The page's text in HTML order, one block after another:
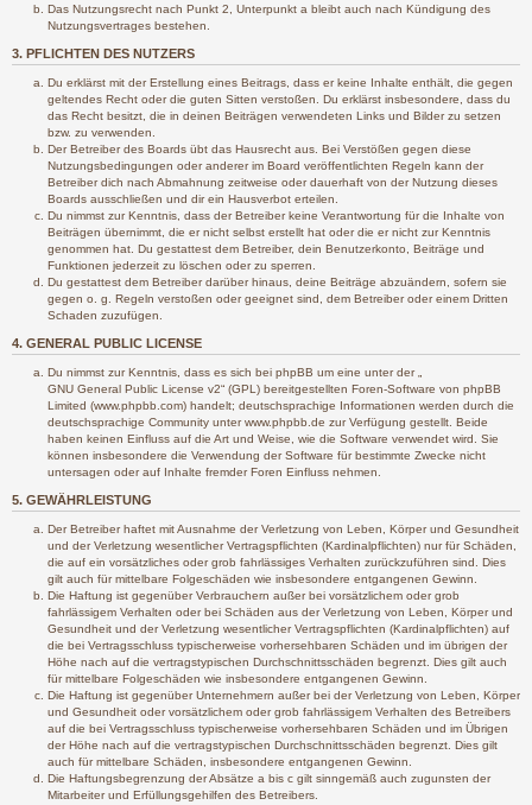
Das Nutzungsrecht nach Punkt 2, Unterpunkt a bleibt auch nach Kündigung des
Nutzungsvertrages bestehen.
3. PFLICHTEN DES NUTZERS
Du erklärst mit der Erstellung eines Beitrags, dass er keine Inhalte enthält, die gegen
geltendes Recht oder die guten Sitten verstoßen. Du erklärst insbesondere, dass du
das Recht besitzt, die in deinen Beiträgen verwendeten Links und Bilder zu setzen
bzw. zu verwenden.
Der Betreiber des Boards übt das Hausrecht aus. Bei Verstößen gegen diese
Nutzungsbedingungen oder anderer im Board veröffentlichten Regeln kann der
Betreiber dich nach Abmahnung zeitweise oder dauerhaft von der Nutzung dieses
Boards ausschließen und dir ein Hausverbot erteilen.
Du nimmst zur Kenntnis, dass der Betreiber keine Verantwortung für die Inhalte von
Beiträgen übernimmt, die er nicht selbst erstellt hat oder die er nicht zur Kenntnis
genommen hat. Du gestattest dem Betreiber, dein Benutzerkonto, Beiträge und
Funktionen jederzeit zu löschen oder zu sperren.
Du gestattest dem Betreiber darüber hinaus, deine Beiträge abzuändern, sofern sie
gegen o. g. Regeln verstoßen oder geeignet sind, dem Betreiber oder einem Dritten
Schaden zuzufügen.
4. GENERAL PUBLIC LICENSE
Du nimmst zur Kenntnis, dass es sich bei phpBB um eine unter der „
GNU General Public License v2“ (GPL) bereitgestellten Foren-Software von phpBB
Limited (www.phpbb.com) handelt; deutschsprachige Informationen werden durch die
deutschsprachige Community unter www.phpbb.de zur Verfügung gestellt. Beide
haben keinen Einfluss auf die Art und Weise, wie die Software verwendet wird. Sie
können insbesondere die Verwendung der Software für bestimmte Zwecke nicht
untersagen oder auf Inhalte fremder Foren Einfluss nehmen.
5. GEWÄHRLEISTUNG
Der Betreiber haftet mit Ausnahme der Verletzung von Leben, Körper und Gesundheit
und der Verletzung wesentlicher Vertragspflichten (Kardinalpflichten) nur für Schäden,
die auf ein vorsätzliches oder grob fahrlässiges Verhalten zurückzuführen sind. Dies
gilt auch für mittelbare Folgeschäden wie insbesondere entgangenen Gewinn.
Die Haftung ist gegenüber Verbrauchern außer bei vorsätzlichem oder grob
fahrlässigem Verhalten oder bei Schäden aus der Verletzung von Leben, Körper und
Gesundheit und der Verletzung wesentlicher Vertragspflichten (Kardinalpflichten) auf
die bei Vertragsschluss typischerweise vorhersehbaren Schäden und im übrigen der
Höhe nach auf die vertragstypischen Durchschnittsschäden begrenzt. Dies gilt auch
für mittelbare Folgeschäden wie insbesondere entgangenen Gewinn.
Die Haftung ist gegenüber Unternehmern außer bei der Verletzung von Leben, Körper
und Gesundheit oder vorsätzlichem oder grob fahrlässigem Verhalten des Betreibers
auf die bei Vertragsschluss typischerweise vorhersehbaren Schäden und im Übrigen
der Höhe nach auf die vertragstypischen Durchschnittsschäden begrenzt. Dies gilt
auch für mittelbare Schäden, insbesondere entgangenen Gewinn.
Die Haftungsbegrenzung der Absätze a bis c gilt sinngemäß auch zugunsten der
Mitarbeiter und Erfüllungsgehilfen des Betreibers.